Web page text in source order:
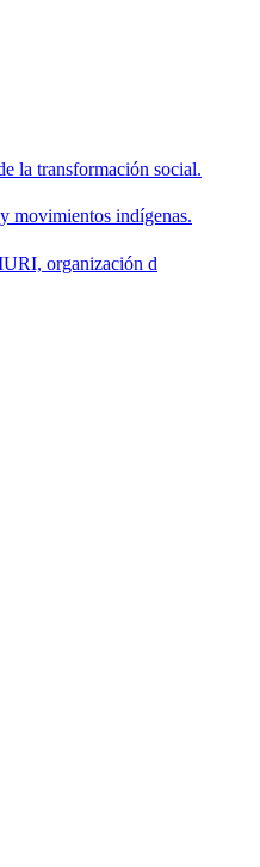
la transformación social.
movimientos indígenas.
organización d